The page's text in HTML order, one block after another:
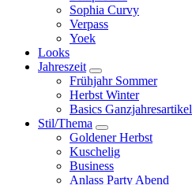
Sophia Curvy
Verpass
Yoek
Looks
Jahreszeit
Frühjahr Sommer
Herbst Winter
Basics Ganzjahresartikel
Stil/Thema
Goldener Herbst
Kuschelig
Business
Anlass Party Abend